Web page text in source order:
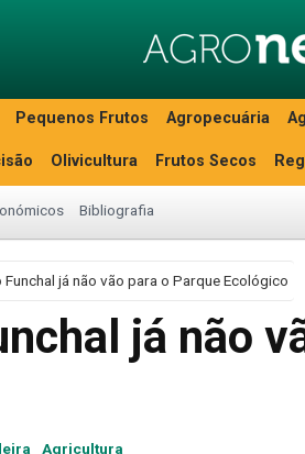
Pequenos Frutos Agropecuária
Olivicultura Frutos Secos
Bibliografia
já não vão para o Parque Ecológico
já não
Agricultura